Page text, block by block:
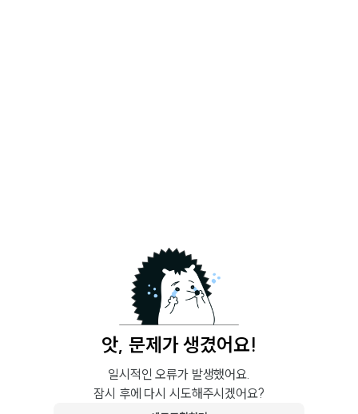
앗, 문제가 생겼어요!
일시적인 오류가 발생했어요.
잠시 후에 다시 시도해주시겠어요?